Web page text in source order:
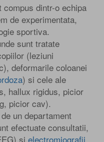
compus dintr-o echipa
de experimentata,
sportiva.
sunt tratate
(leziuni
deformarile coloanei
) si cele ale
hallux rigidus, picior
picior cav).
un departament
efectuate consultatii,
si electromiografii